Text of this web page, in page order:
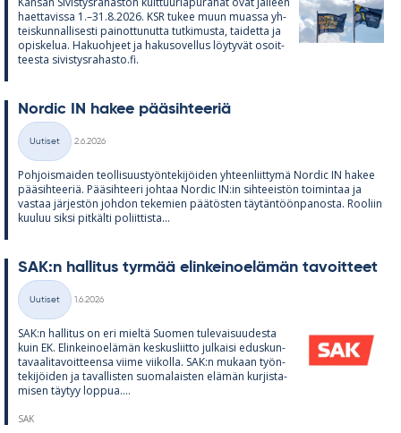
haet­ta­vissa 1.–31.8.2026. KSR tu­kee muun muassa yh­
teis­kun­nal­li­sesti pai­not­tu­nutta tut­ki­musta, tai­detta ja
opis­ke­lua. Ha­kuoh­jeet ja ha­kuso­vel­lus löy­ty­vät osoit­
teesta si­vis­tys­ra­hasto.fi.
Nor­dic IN ha­kee pää­sih­tee­riä
Kategoriat
Uutiset
2.6.2026
Poh­jois­mai­den teol­li­suus­työn­te­ki­jöi­den yh­teen­liit­tymä Nor­dic IN ha­kee
pää­sih­tee­riä. Pää­sih­teeri joh­taa Nor­dic IN:in sih­tee­is­tön toi­min­taa ja
vas­taa jär­jes­tön joh­don te­ke­mien pää­tös­ten täy­tän­töön­pa­nosta. Roo­liin
kuu­luu siksi pit­kälti po­liit­tista...
SAK:n hal­li­tus tyr­mää elin­kei­noe­lä­män ta­voit­teet
Kategoriat
Uutiset
1.6.2026
SAK:n hal­li­tus on eri mieltä Suo­men tu­le­vai­suu­desta
kuin EK. Elin­kei­noe­lä­män kes­kus­liitto jul­kaisi edus­kun­
ta­vaa­li­ta­voit­teensa viime vii­kolla. SAK:n mu­kaan työn­
te­ki­jöi­den ja ta­val­lis­ten suo­ma­lais­ten elä­män kur­jis­ta­
mi­sen täy­tyy lop­pua....
SAK